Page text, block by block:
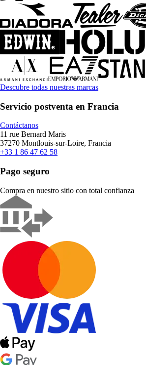
Descubre todas nuestras marcas
Servicio postventa en Francia
Contáctanos
11 rue Bernard Maris
37270 Montlouis-sur-Loire, Francia
+33 1 86 47 62 58
Pago seguro
Compra en nuestro sitio con total confianza